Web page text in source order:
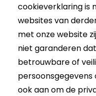
cookieverklaring is
websites van
met onze website
niet garanderen
betrouwbare of
persoonsgegevens
ook aan om de